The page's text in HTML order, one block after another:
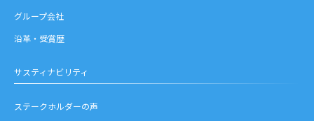
グループ会社
沿革・受賞歴
サスティナビリティ
ステークホルダーの声